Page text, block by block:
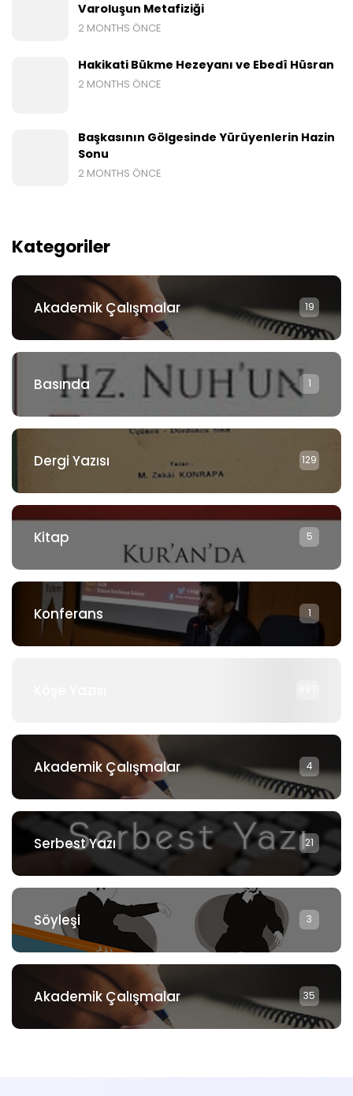
Varoluşun Metafiziği
2 MONTHS ÖNCE
Hakikati Bükme Hezeyanı ve Ebedî Hüsran
2 MONTHS ÖNCE
Başkasının Gölgesinde Yürüyenlerin Hazin
Sonu
2 MONTHS ÖNCE
Kategoriler
Akademik Çalışmalar 19
Basında 1
Dergi Yazısı 129
Kitap 5
Konferans 1
Akademik Çalışmalar 4
Serbest Yazı 21
Söyleşi 3
Akademik Çalışmalar 35